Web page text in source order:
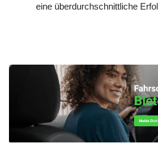
eine überdurchschnittliche